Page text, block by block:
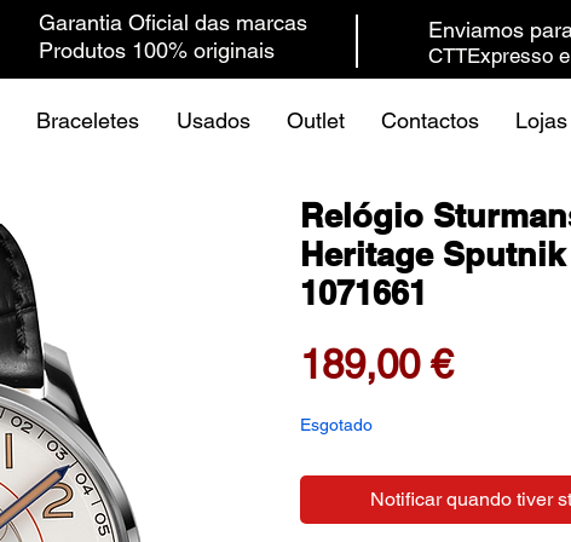
Produtos 100% originais
Garantia Oficial das marcas Enviamos
CTTExpresso
Braceletes Usados Outlet Contactos Lojas
Relógio
Heritage Sputnik
1071661
189,00 €Preço
Esgotado
Notificar quando tiver